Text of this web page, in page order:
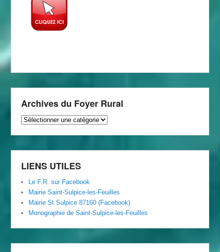
Archives du Foyer Rural
Archives
Rural
LIENS UTILES
Le F.R. sur Facebook
Mairie Saint-Sulpice-les-Feuilles
Mairie St Sulpice 87160 (Facebook)
Monographie de Saint-Sulpice-les-Feuilles